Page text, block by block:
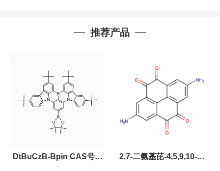
以下是公司部分现货产品，同类也均可提供，有需要
推荐产品
DtBuCzB-Bpin CAS号： 2,7-二氨基芘-4,5,9,10-四